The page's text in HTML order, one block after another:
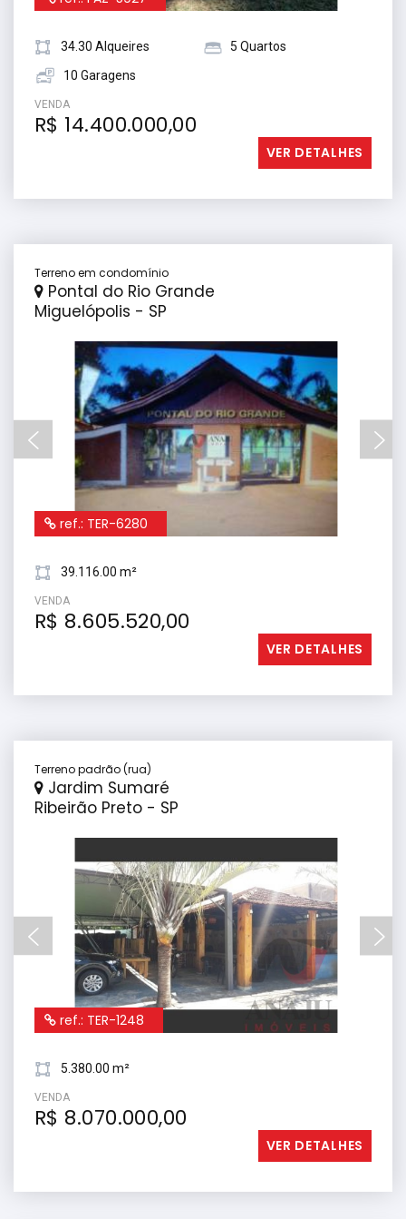
34.30 Alqueires
5 Quartos
10 Garagens
VENDA
R$ 14.400.000,00
VER DETALHES
Terreno em condomínio
Pontal do Rio Grande
Miguelópolis - SP
ref.: TER-6280
39.116.00 m²
VENDA
R$ 8.605.520,00
VER DETALHES
Terreno padrão (rua)
Jardim Sumaré
Ribeirão Preto - SP
ref.: TER-1248
5.380.00 m²
VENDA
R$ 8.070.000,00
VER DETALHES